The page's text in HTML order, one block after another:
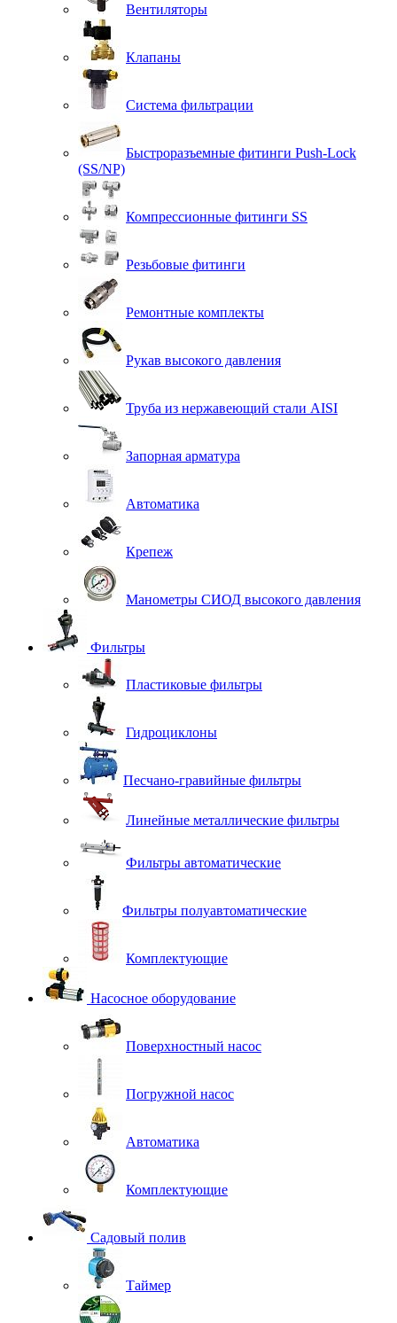
Вентиляторы
Клапаны
Система фильтрации
Быстроразъемные фитинги Push-Lock
(SS/NP)
Компрессионные фитинги SS
Резьбовые фитинги
Ремонтные комплекты
Рукав высокого давления
Труба из нержавеющий стали AISI
Запорная арматура
Автоматика
Крепеж
Манометры СИОД высокого давления
Фильтры
Пластиковые фильтры
Гидроциклоны
Песчано-гравийные фильтры
Линейные металлические фильтры
Фильтры автоматические
Фильтры полуавтоматические
Комплектующие
Насосное оборудование
Поверхностный насос
Погружной насос
Автоматика
Комплектующие
Садовый полив
Таймер